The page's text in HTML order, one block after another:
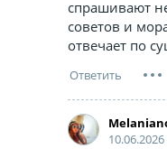
спрашивают
советов и
отвечает по